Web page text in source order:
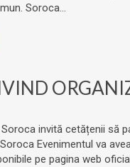
Soroca...
invită cetățenii să
Evenimentul va
pe pagina web